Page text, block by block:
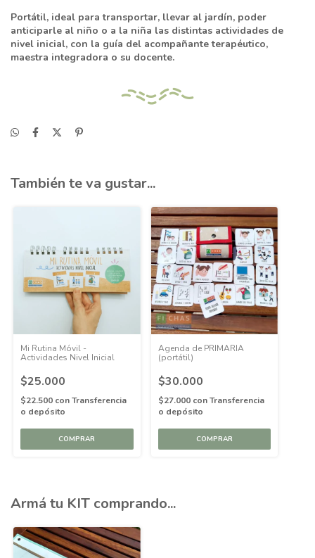
Portátil, ideal para transportar, llevar al jardín, poder
anticiparle al niño o a la niña las distintas actividades de
nivel inicial, con la guía del acompañante terapéutico,
maestra integradora o su docente.
También te va gustar...
Mi Rutina Móvil -
Actividades Nivel Inicial
$25.000
$22.500 conTransferencia
o depósito
Agenda de PRIMARIA
(portátil)
$30.000
$27.000 con Transferencia
o depósito
Armá tu KIT comprando...